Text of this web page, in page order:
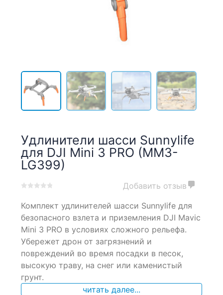
Удлинители шасси Sunnylife
для DJI Mini 3 PRO (MM3-
LG399)
out
on
customer
ratings
Добавить отзыв
Комплект удлинителей шасси Sunnylife для
безопасного взлета и приземления DJI Mavic
Mini 3 PRO в условиях сложного рельефа.
Убережет дрон от загрязнений и
повреждений во время посадки в песок,
высокую траву, на снег или каменистый
грунт.
читать далее...